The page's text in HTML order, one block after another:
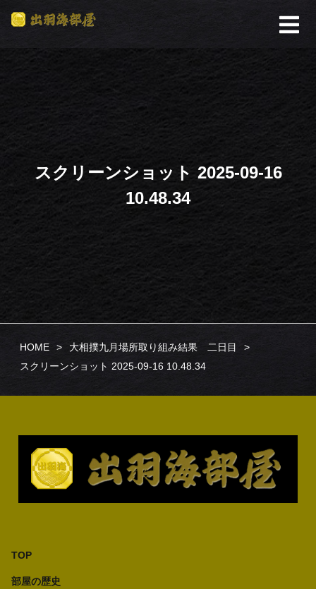
スクリーンショット 2025-09-16
10.48.34
HOME
大相撲九月場所取り組み結果 二日目
スクリーンショット 2025-09-16 10.48.34
TOP
部屋の歴史